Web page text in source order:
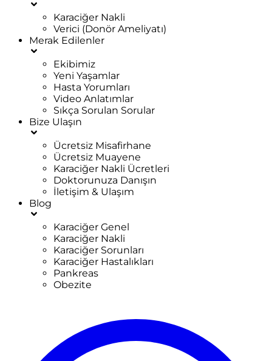
Karaciğer Nakli
Verici (Donör Ameliyatı)
Merak Edilenler
Ekibimiz
Yeni Yaşamlar
Hasta Yorumları
Video Anlatımlar
Sıkça Sorulan Sorular
Bize Ulaşın
Ücretsiz Misafirhane
Ücretsiz Muayene
Karaciğer Nakli Ücretleri
Doktorunuza Danışın
İletişim & Ulaşım
Blog
Karaciğer Genel
Karaciğer Nakli
Karaciğer Sorunları
Karaciğer Hastalıkları
Pankreas
Obezite